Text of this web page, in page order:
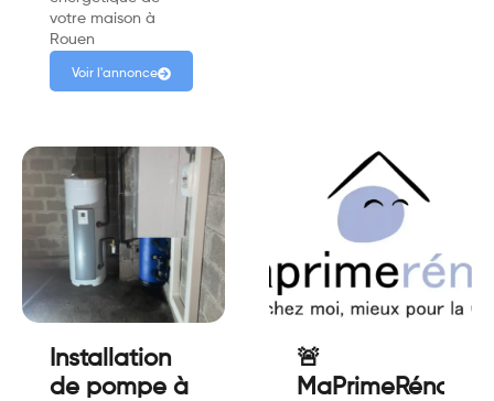
votre maison à
Rouen
Voir l'annonce
Installation
de pompe à
🚨
MaPrimeRénov'